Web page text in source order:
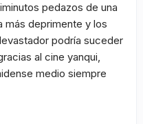
pedazos de una
más deprimente y los
podría suceder
al cine yanqui,
medio siempre